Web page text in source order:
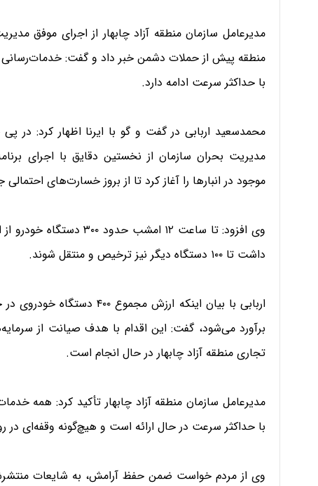
مدیرعامل سازمان منطقه آزاد چابهار از اجرای موفق
منطقه پیش از حملات دشمن خبر داد و گفت: خدمات‌رسانی
با حداکثر سرعت ادامه دارد.
محمدسعید اربابی در گفت و گو با ایرنا اظهار کرد: در
مدیریت بحران سازمان از نخستین دقایق با اجرای
موجود در انبارها را آغاز کرد تا از بروز خسارت‌های
وی افزود: تا ساعت ۱۲
داشت تا ۱۰۰ دستگاه دیگر نیز ترخیص و منتقل شوند.
برآورد می‌شود، گفت: این اقدام با هدف صیانت از
تجاری منطقه آزاد چابهار در حال انجام است.
مدیرعامل سازمان منطقه آزاد چابهار تأکید کرد: همه
با حداکثر سرعت در حال ارائه است و هیچ‌گونه وقفه‌ای
وی از مردم خواست ضمن حفظ آرامش، به شایعات